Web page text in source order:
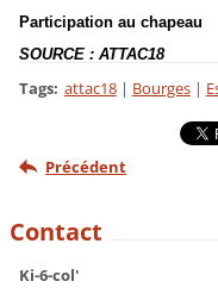
Participation au chapeau
SOURCE : ATTAC18
Tags: attac18 | Bourges |
Précédent
Contact
Ki-6-col'